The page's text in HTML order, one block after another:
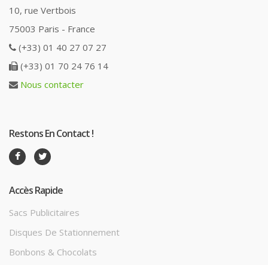
10, rue Vertbois
75003 Paris - France
(+33) 01 40 27 07 27
(+33) 01 70 24 76 14
Nous contacter
Restons En Contact !
Accès Rapide
Sacs Publicitaires
Disques De Stationnement
Bonbons & Chocolats